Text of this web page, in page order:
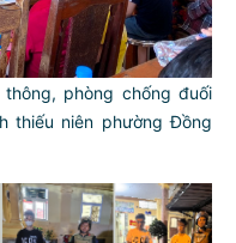
phòng chống đuối
thiếu niên phường Đồng